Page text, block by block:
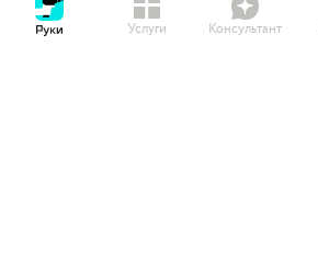
Услуги Консультант